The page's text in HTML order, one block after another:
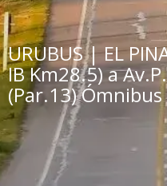
URUBUS | EL
IB Km28.5) a
(Par.13)